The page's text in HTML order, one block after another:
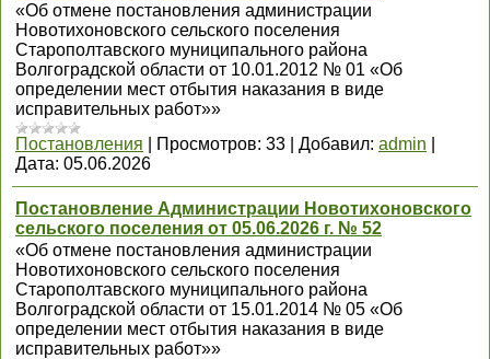
«Об отмене постановления администрации
Новотихоновского сельского поселения
Старополтавского муниципального района
Волгоградской области от 10.01.2012 № 01 «Об
определении мест отбытия наказания в виде
исправительных работ»»
Постановления
Просмотров: 33 Добавил: admin
Дата: 05.06.2026
Постановление Администрации Новотихоновского
сельского поселения от 05.06.2026 г. № 52
«Об отмене постановления администрации
Новотихоновского сельского поселения
Старополтавского муниципального района
Волгоградской области от 15.01.2014 № 05 «Об
определении мест отбытия наказания в виде
исправительных работ»»